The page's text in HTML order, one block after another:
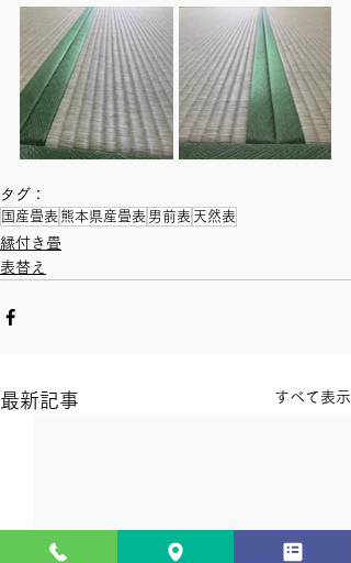
タグ：
国産畳表 熊本県産畳表 男前表 天然表
縁付き畳
表替え
最新記事 すべて表示